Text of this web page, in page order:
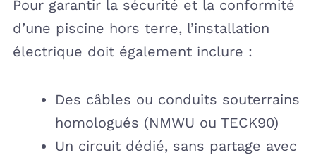
Pour garantir la sécurité et la conformité
d’une piscine hors terre, l’installation
électrique doit également inclure :
Des câbles ou conduits souterrains
homologués (NMWU ou TECK90)
Un circuit dédié, sans partage avec